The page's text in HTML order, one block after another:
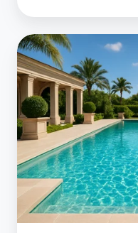
How
Much
Does
a
Swimming
Pool
Cost
in
the
UK?